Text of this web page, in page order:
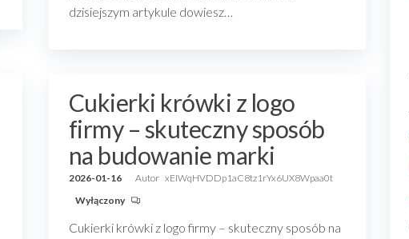
dzisiejszym artykule dowiesz…
Cukierki krówki z logo
firmy – skuteczny sposób
na budowanie marki
2026-01-16 Autor xEIWqHVDDp1aC8tz1rYx6UX8Wpaa0t
Wyłączony
Cukierki krówki z logo firmy – skuteczny sposób na